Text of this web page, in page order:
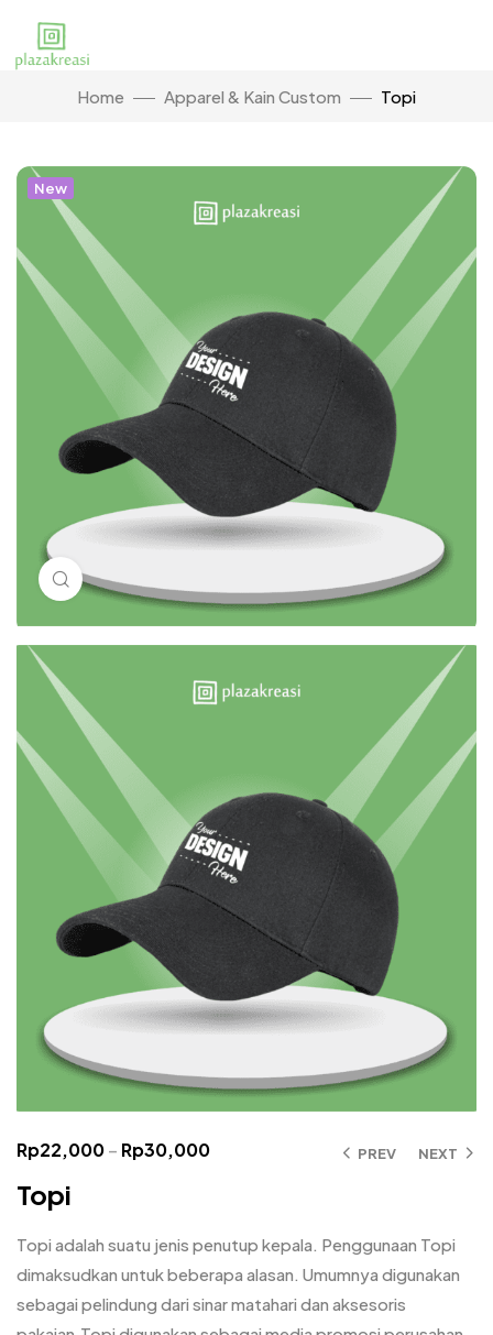
Home Apparel & Kain Custom Topi
New
Click to enlarge
PREV NEXT
Rp22,000– Rp30,000
Topi
Topi adalah suatu jenis penutup kepala. Penggunaan Topi
dimaksudkan untuk beberapa alasan. Umumnya digunakan
sebagai pelindung dari sinar matahari dan aksesoris